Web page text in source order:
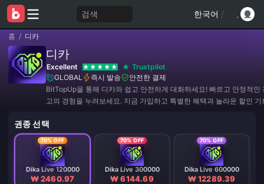
검색 한국어 /
홈 / 디카
디카
Excellent
Trustpilot
GLOBAL
즉시 발송
안전한 결제
BitTopUp을 통해 디카와 쉽고 안전하게 대화하세요! 빠르고 안정적인
고의 경험을 누려보세요. 지금 가입하고 특별한 혜택과 놀라운 할인 기
권종 선택
70% OFF
Dika Live 120000
₩ 2460.97
70% OFF
Dika Live 300000
₩ 6144.69
70% OFF
Dika Live 600000
₩ 12289.39